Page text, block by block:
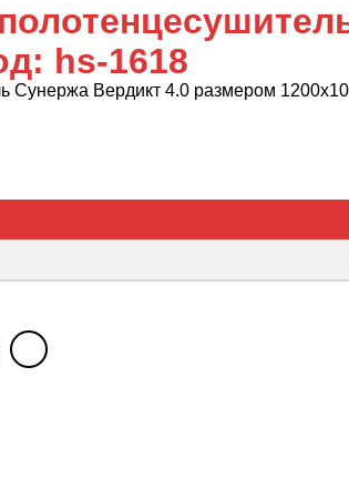
hs-1618
Сунержа Вердикт 4.0 размером